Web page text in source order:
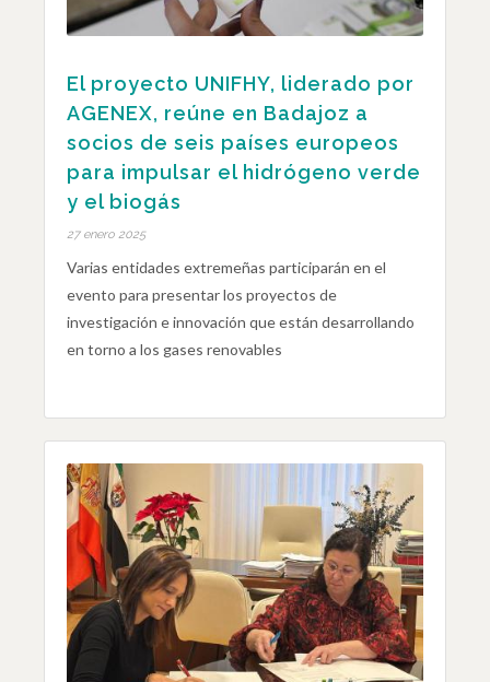
El proyecto UNIFHY, liderado por
AGENEX, reúne en Badajoz a
socios de seis países europeos
para impulsar el hidrógeno verde
y el biogás
27 enero 2025
Varias entidades extremeñas participarán en el
evento para presentar los proyectos de
investigación e innovación que están desarrollando
en torno a los gases renovables